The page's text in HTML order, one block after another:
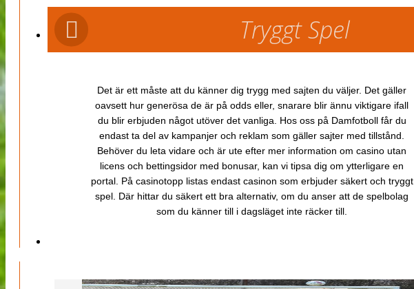
Tryggt Spel
Det är ett måste att du känner dig trygg med sajten du väljer. Det gäller
oavsett hur generösa de är på odds eller, snarare blir ännu viktigare ifall
du blir erbjuden något utöver det vanliga. Hos oss på Damfotboll får du
endast ta del av kampanjer och reklam som gäller sajter med tillstånd.
Behöver du leta vidare och är ute efter mer information om casino utan
licens och bettingsidor med bonusar, kan vi tipsa dig om ytterligare en
portal. På casinotopp listas endast casinon som erbjuder säkert och tryggt
spel. Där hittar du säkert ett bra alternativ, om du anser att de spelbolag
som du känner till i dagsläget inte räcker till.